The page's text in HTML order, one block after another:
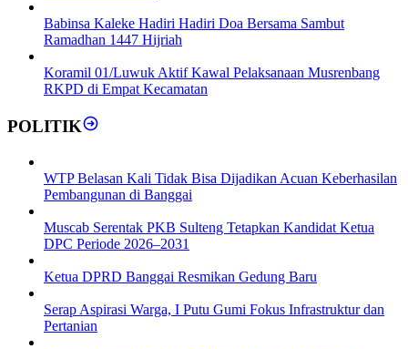
Babinsa Kaleke Hadiri Hadiri Doa Bersama Sambut
Ramadhan 1447 Hijriah
Koramil 01/Luwuk Aktif Kawal Pelaksanaan Musrenbang
RKPD di Empat Kecamatan
POLITIK
WTP Belasan Kali Tidak Bisa Dijadikan Acuan Keberhasilan
Pembangunan di Banggai
Muscab Serentak PKB Sulteng Tetapkan Kandidat Ketua
DPC Periode 2026–2031
Ketua DPRD Banggai Resmikan Gedung Baru
Serap Aspirasi Warga, I Putu Gumi Fokus Infrastruktur dan
Pertanian